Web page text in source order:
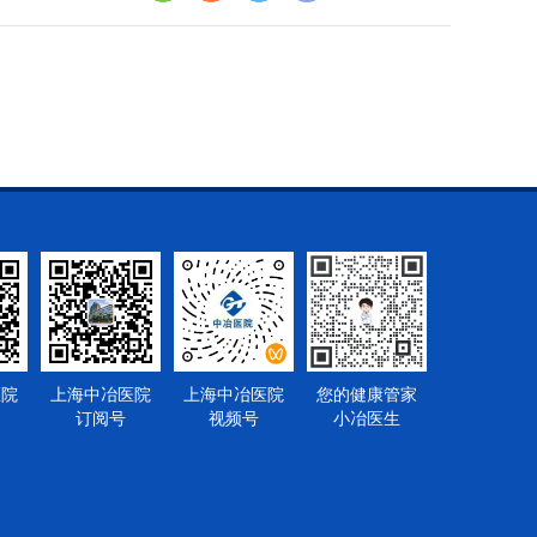
上海中冶医院
订阅号
上海中冶医院
视频号
您的健康管家
小冶医生